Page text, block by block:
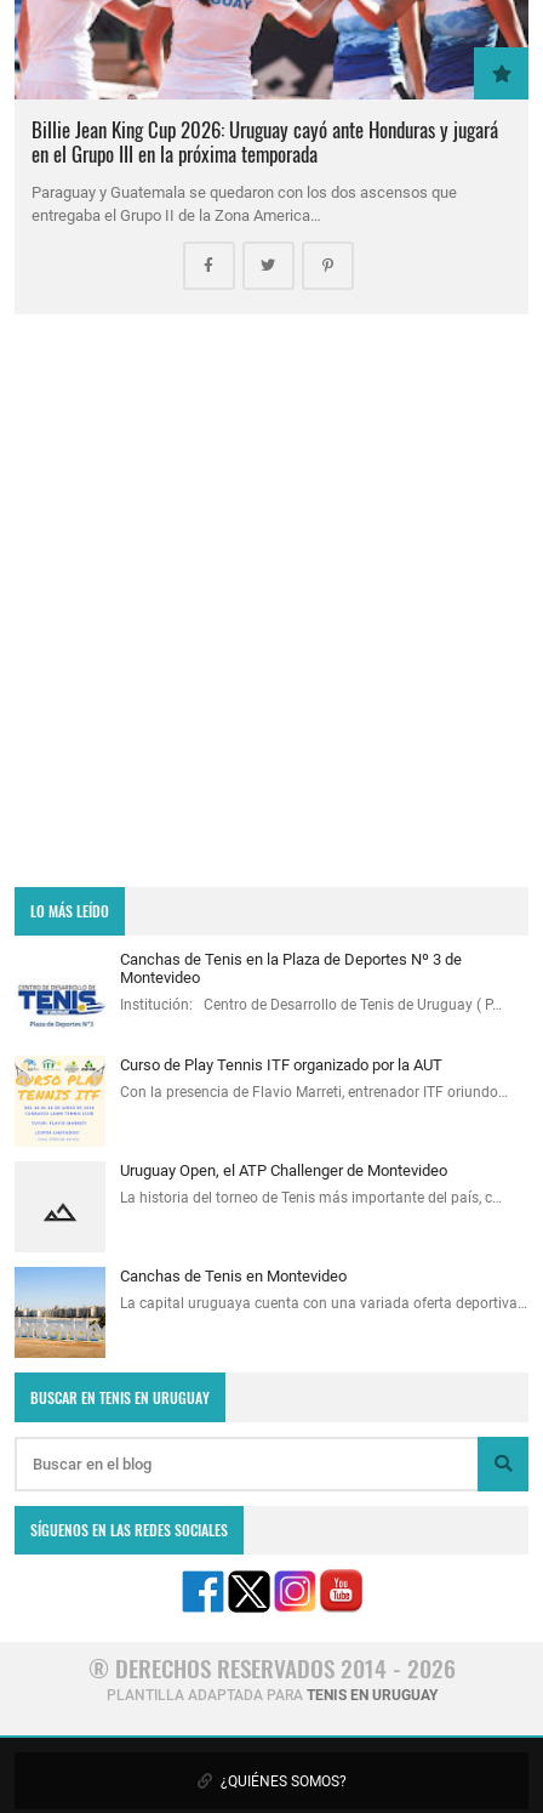
Billie Jean King Cup 2026: Uruguay cayó ante Honduras y jugará
en el Grupo III en la próxima temporada
Paraguay y Guatemala se quedaron con los dos ascensos que
entregaba el Grupo II de la Zona America…
LO MÁS LEÍDO
Canchas de Tenis en la Plaza de Deportes Nº 3 de
Montevideo
Institución: Centro de Desarrollo de Tenis de Uruguay ( P…
Curso de Play Tennis ITF organizado por la AUT
Con la presencia de Flavio Marreti, entrenador ITF oriundo…
Uruguay Open, el ATP Challenger de Montevideo
La historia del torneo de Tenis más importante del país, c…
Canchas de Tenis en Montevideo
La capital uruguaya cuenta con una variada oferta deportiva…
BUSCAR EN TENIS EN URUGUAY
SÍGUENOS EN LAS REDES SOCIALES
® DERECHOS RESERVADOS 2014 - 2026
PLANTILLA ADAPTADA PARA TENIS EN URUGUAY
¿QUIÉNES SOMOS?